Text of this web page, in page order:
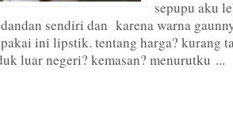
sepupu aku
sendiri dan karena warna
ini lipstik. tentang harga? kurang
luar negeri? kemasan? menurutku ...